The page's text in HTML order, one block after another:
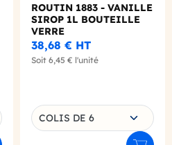
ROUTIN 1883 - VANILLE
SIROP 1L BOUTEILLE
VERRE
38,68 € HT
Soit 6,45 € l'unité
Choisissez une déclinaison
COLIS DE 6